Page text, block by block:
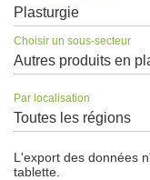
Plasturgie
Choisir un sous-secteur
Autres produits en
Par localisation
Toutes les régions
L'export des données
tablette.